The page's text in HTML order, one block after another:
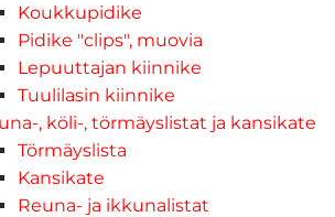
Koukkupidike
Pidike "clips", muovia
Lepuuttajan kiinnike
Tuulilasin kiinnike
, köli-, törmäyslistat ja kansikate
Törmäyslista
Kansikate
Reuna- ja ikkunalistat